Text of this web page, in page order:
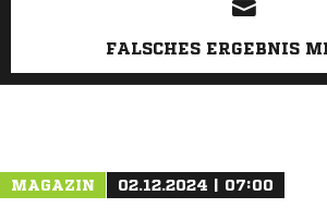
FALSCHES ERGEBNIS
MAGAZIN 02.12.2024 | 07:00